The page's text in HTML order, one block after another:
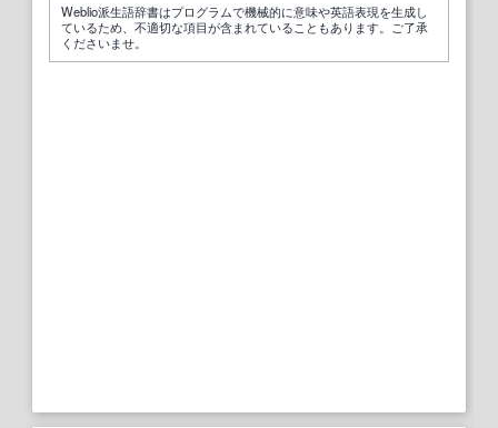
Weblio派生語辞書はプログラムで機械的に意味や英語表現を生成し
ているため、不適切な項目が含まれていることもあります。ご了承
くださいませ。